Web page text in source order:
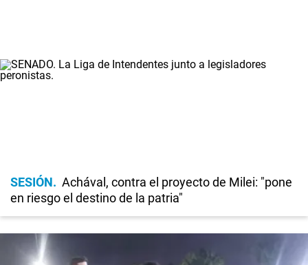
SESIÓN
Achával, contra el proyecto de Milei: "pone
en riesgo el destino de la patria"